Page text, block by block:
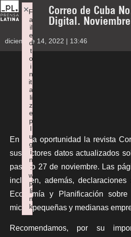
Correo de Cuba
Digital.
diciembre 14, 2022 | 13:46
En esta oportunidad la revista
sus lectores datos actualizados
pasado 27 de noviembre. Las
incluyen, además,
Economía y Planificación
micro, pequeñas y medianas
Recomendamos, por su
F
a
il
e
d
t
o
i
n
iti
a
li
z
e
p
l
u
g
i
n
:
w
p
li
n
k
×
Failed to initialize plugin: wplink